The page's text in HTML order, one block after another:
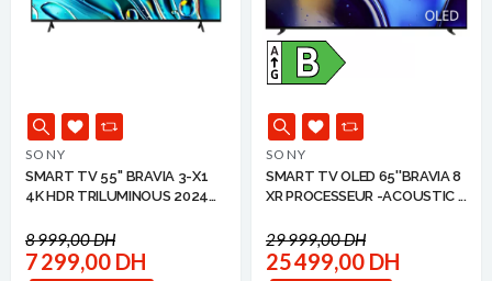
SONY
SMART TV 55'' BRAVIA 3-X1
4K HDR TRILUMINOUS 2024
8 999,00 DH
7 299,00 DH
SONY
SMART TV OLED 65''BRAVIA 8
XR PROCESSEUR -ACOUSTIC ...
29 999,00 DH
25 499,00 DH